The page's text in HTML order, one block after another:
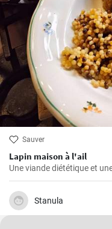
Sauver
Lapin maison à l'ail
Une viande diététique et
Stanula